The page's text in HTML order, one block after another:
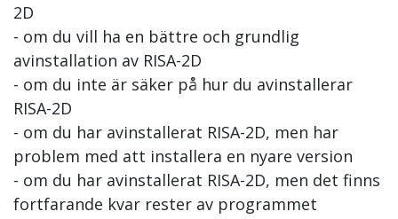
2D
- om du vill ha en bättre och grundlig
avinstallation av RISA-2D
- om du inte är säker på hur du avinstallerar
RISA-2D
- om du har avinstallerat RISA-2D, men har
problem med att installera en nyare version
- om du har avinstallerat RISA-2D, men det finns
fortfarande kvar rester av programmet